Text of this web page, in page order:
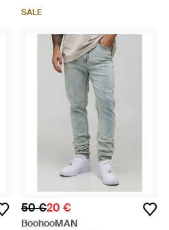
SALE
50 €20 €
BoohooMAN